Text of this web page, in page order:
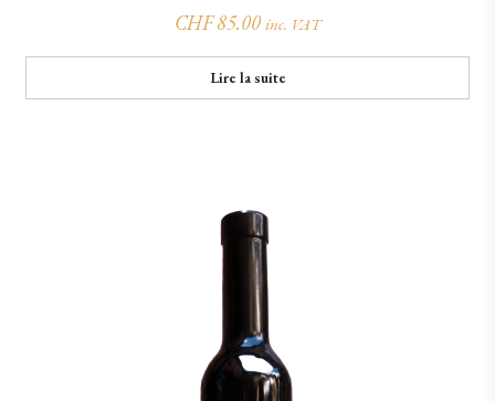
CHF85.00 inc. VAT
Lire la suite